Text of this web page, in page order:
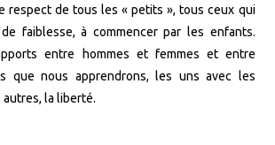
respect de tous les « petits », tous ceux qui
faiblesse, à commencer par les enfants.
entre hommes et femmes et entre
que nous apprendrons, les uns avec les
la liberté.